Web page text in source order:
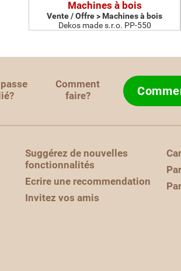
Machines à bois
Vente / Offre > Machines à bois
Dekos made s.r.o. PP-550
Comment
faire?
Suggérez de nouvelles
fonctionnalités
Ecrire une recommendation
Invitez vos amis